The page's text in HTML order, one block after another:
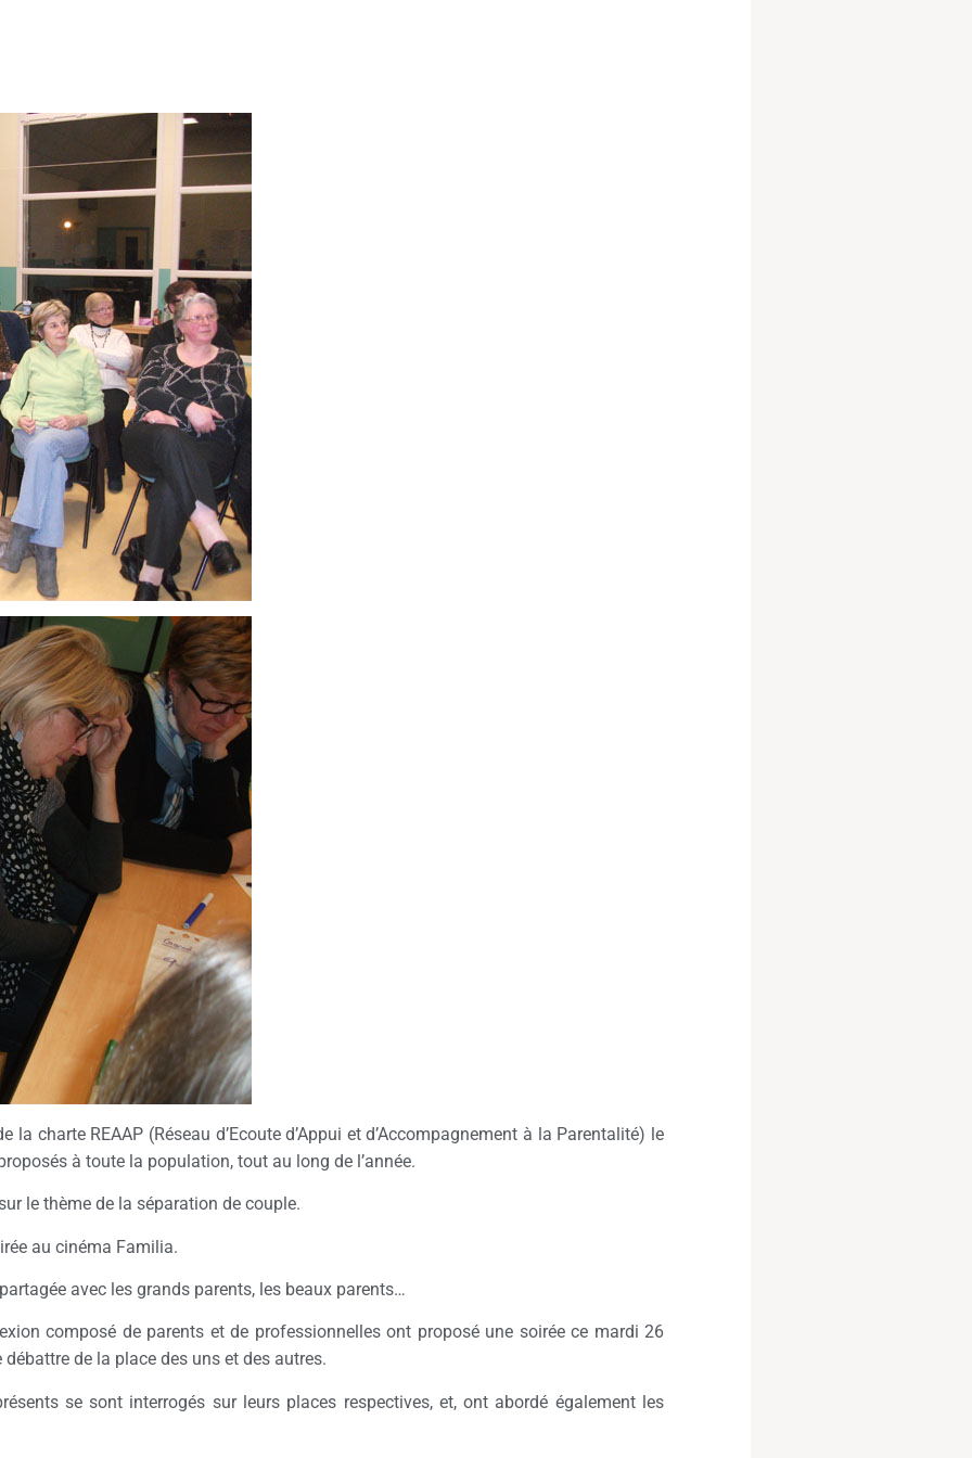
charte REAAP (Réseau d’Ecoute d’Appui et d’Accompagnement à la Parentalité) le
à toute la population, tout au long de l’année.
le thème de la séparation de couple.
au cinéma Familia.
avec les grands parents, les beaux parents…
composé de parents et de professionnelles ont proposé une soirée ce mardi 26
de la place des uns et des autres.
se sont interrogés sur leurs places respectives, et, ont abordé également les